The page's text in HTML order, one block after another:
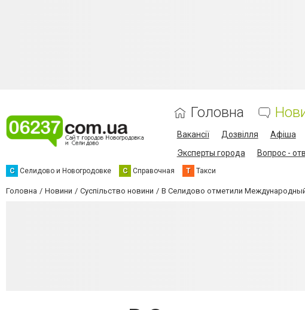
Головна
Вакансії Дозвілля Афіша
Эксперты города
Вопрос -
С Селидово и Новогродовке С Справочная Т Такси
Головна Новини Суспільство новини В Селидово отметили